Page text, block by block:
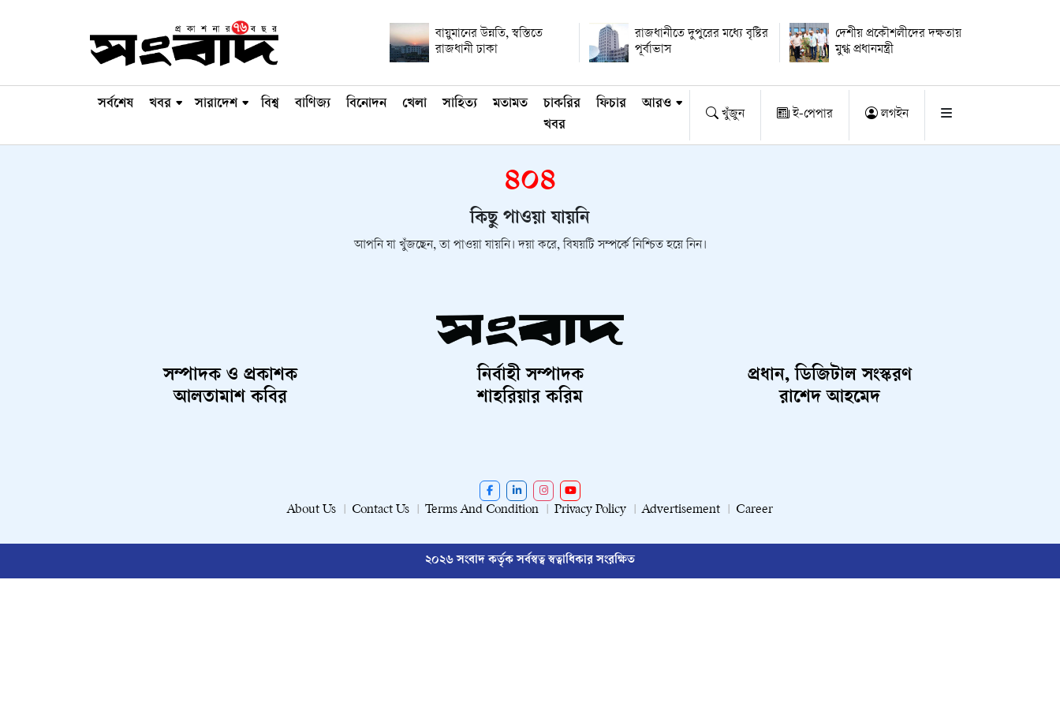
বায়ুমানের উন্নতি, স্বস্তিতে
রাজধানী ঢাকা
রাজধানীতে দুপুরের মধ্যে বৃষ্টির
পূর্বাভাস
দেশীয় প্রকৌশলীদের দক্ষতায়
মুগ্ধ প্রধানমন্ত্রী
সর্বশেষ খবর সারাদেশ বিশ্ব বাণিজ্য বিনোদন খেলা সাহিত্য মতামত
চাকরির
খবর
ফিচার আরও
খুঁজুন ই-পেপার লগইন
৪০৪
কিছু পাওয়া যায়নি
আপনি যা খুঁজছেন, তা পাওয়া যায়নি। দয়া করে, বিষয়টি সম্পর্কে নিশ্চিত হয়ে নিন।
সম্পাদক ও প্রকাশক
আলতামাশ কবির
নির্বাহী সম্পাদক
শাহরিয়ার করিম
প্রধান, ডিজিটাল সংস্করণ
রাশেদ আহমেদ
About Us Contact Us Terms And Condition Privacy Policy Advertisement Career
২০২৬ সংবাদ কর্তৃক সর্বস্বত্ব স্বত্বাধিকার সংরক্ষিত